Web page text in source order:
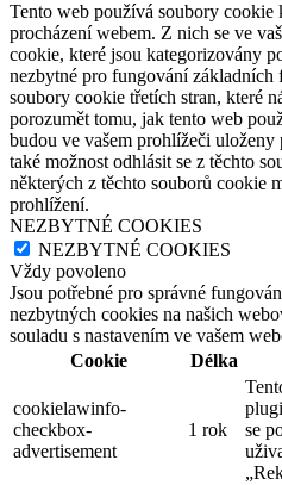
Tento web používá soubory cookie
procházení webem. Z nich se ve
cookie, které jsou kategorizovány
nezbytné pro fungování
soubory cookie třetích stran, které
porozumět tomu, jak tento web
budou ve vašem prohlížeči uloženy
také možnost odhlásit se z těchto
některých z těchto souborů cookie
prohlížení.
NEZBYTNÉ COOKIES
NEZBYTNÉ COOKIES
Vždy povoleno
Jsou potřebné pro správné
nezbytných cookies na našich
souladu s nastavením ve vašem
Cookie
Délka
cookielawinfo-
checkbox-
advertisement
1 rok
se